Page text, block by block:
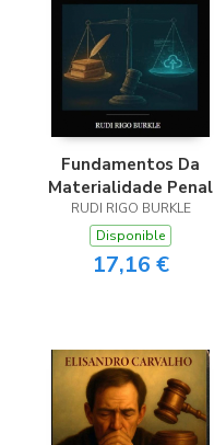
Fundamentos Da
Materialidade Penal
RUDI RIGO BURKLE
Disponible
17,16 €